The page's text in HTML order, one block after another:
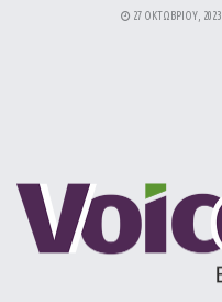
27 ΟΚΤΩΒΡΊΟΥ, 2023